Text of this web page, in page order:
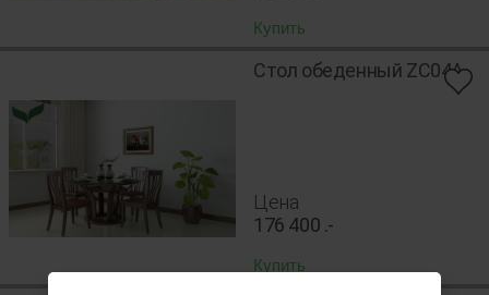
Купить
Стол обеденный ZC04A
Цена
176 400 .-
Купить